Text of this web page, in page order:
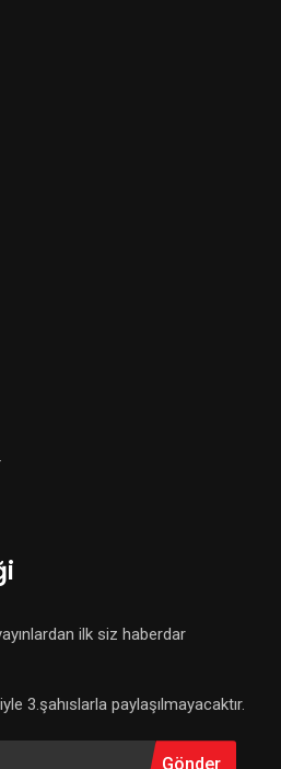
ilk siz haberdar
3.şahıslarla paylaşılmayacaktır.
Gönder